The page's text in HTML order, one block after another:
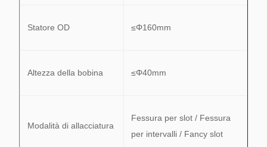
Statore OD ≤Φ160mm
Altezza della bobina ≤Φ40mm
Modalità di allacciatura
Fessura per slot / Fessura
per intervalli / Fancy slot